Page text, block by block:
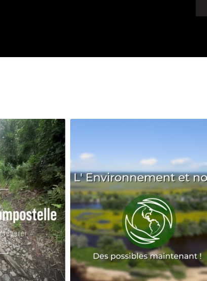
Santé Sport